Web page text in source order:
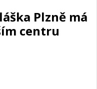
Plzně má
centru